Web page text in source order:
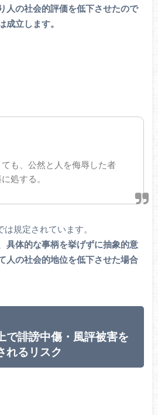
人の社会的評価を低下させたので
成立します。
も、公然と人を侮辱した者
処する。
規定されています。
具体的な事柄を挙げずに抽象的意
人の社会的地位を低下させた場合
で誹謗中傷・風評被害を
れるリスク